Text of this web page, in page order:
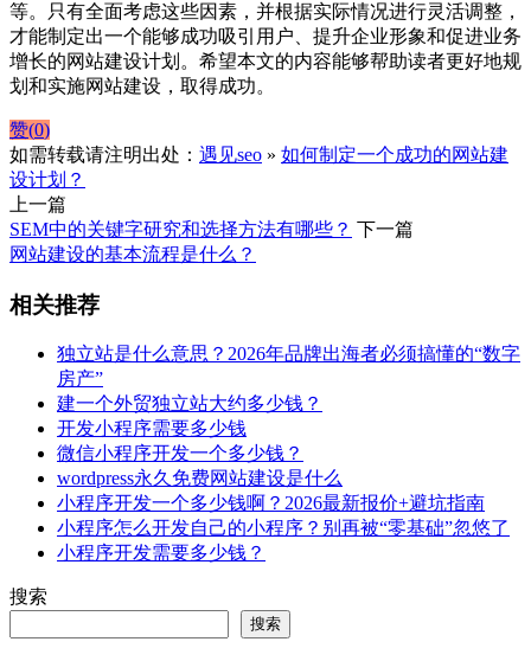
等。只有全面考虑这些因素，并根据实际情况进行灵活调整，
才能制定出一个能够成功吸引用户、提升企业形象和促进业务
增长的网站建设计划。希望本文的内容能够帮助读者更好地规
划和实施网站建设，取得成功。
赞(0)
如需转载请注明出处： 遇见seo » 如何制定一个成功的网站建
设计划？
上一篇
SEM中的关键字研究和选择方法有哪些？ 下一篇
网站建设的基本流程是什么？
相关推荐
独立站是什么意思？2026年品牌出海者必须搞懂的“数字
房产”
建一个外贸独立站大约多少钱？
开发小程序需要多少钱
微信小程序开发一个多少钱？
wordpress永久免费网站建设是什么
小程序开发一个多少钱啊？2026最新报价+避坑指南
小程序怎么开发自己的小程序？别再被“零基础”忽悠了
小程序开发需要多少钱？
搜索
搜索